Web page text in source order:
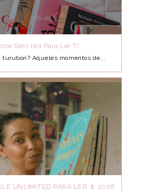
Sem Hot Para Ler 💘
turubon? Aqueles momentos de...
UNLIMITED PARA LER 🌷 2026